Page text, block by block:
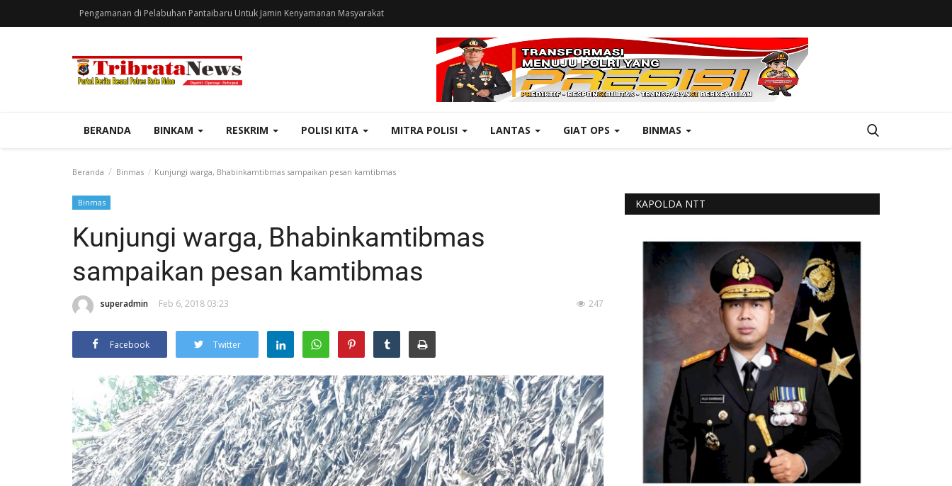
Pengamanan di Pelabuhan Pantaibaru Untuk Jamin Kenyamanan Masyarakat
BERANDA BINKAM RESKRIM POLISI KITA MITRA POLISI LANTAS GIAT OPS BINMAS
Beranda Binmas Kunjungi warga, Bhabinkamtibmas sampaikan pesan kamtibmas
Binmas
Kunjungi warga, Bhabinkamtibmas
sampaikan pesan kamtibmas
superadmin Feb 6, 2018 03:23 247
Facebook Twitter
KAPOLDA NTT